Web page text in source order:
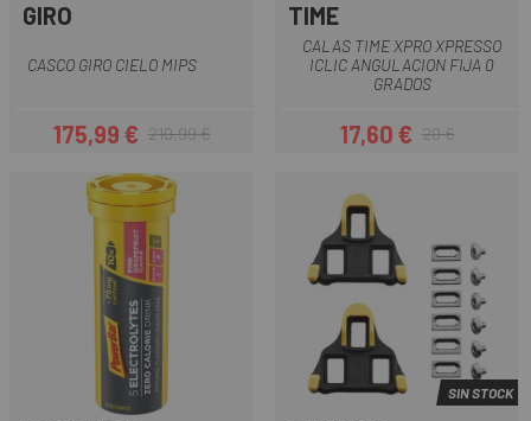
GIRO
CASCO GIRO CIELO MIPS
Precio
175,99 €Precio regular
219,99 €
TIME
CALAS TIME XPRO XPRESSO
ICLIC ANGULACION FIJA 0
GRADOS
Precio
17,60 €Precio regular
20 €
SIN STOCK